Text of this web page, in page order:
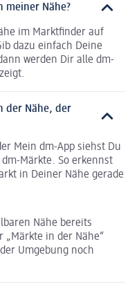
meiner Nähe?
im Marktfinder auf
dazu einfach Deine
werden Dir alle dm-
der Nähe, der
Mein dm-App siehst Du
Märkte. So erkennst
in Deiner Nähe gerade
Nähe bereits
in der Nähe“
Umgebung noch